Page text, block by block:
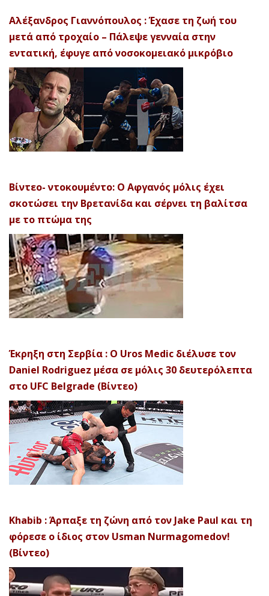
Αλέξανδρος Γιαννόπουλος : Έχασε τη ζωή του
μετά από τροχαίο – Πάλεψε γενναία στην
εντατική, έφυγε από νοσοκομειακό μικρόβιο
Βίντεο- ντοκουμέντο: Ο Αφγανός μόλις έχει
σκοτώσει την Βρετανίδα και σέρνει τη βαλίτσα
με το πτώμα της
Έκρηξη στη Σερβία : Ο Uros Medic διέλυσε τον
Daniel Rodriguez μέσα σε μόλις 30 δευτερόλεπτα
στο UFC Belgrade (Βίντεο)
Khabib : Άρπαξε τη ζώνη από τον Jake Paul και τη
φόρεσε ο ίδιος στον Usman Nurmagomedov!
(Βίντεο)